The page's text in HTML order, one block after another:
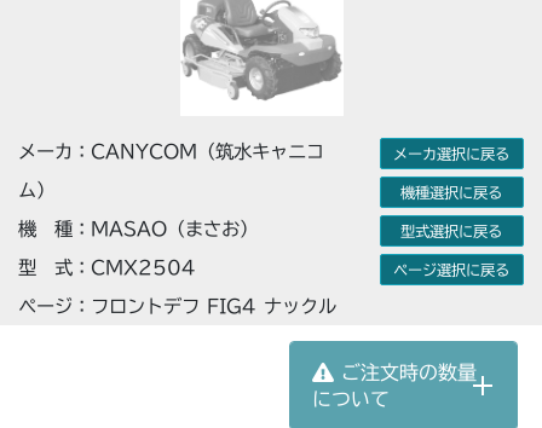
メーカ：CANYCOM（筑水キャニコ
ム）
機 種：MASAO（まさお）
型 式：CMX2504
ページ：フロントデフ FIG4 ナックル
メーカ選択に戻る
機種選択に戻る
型式選択に戻る
ページ選択に戻る
ご注文時の数量
について